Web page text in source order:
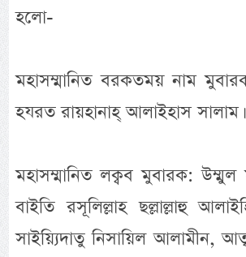
হলো-
মহাসম্মানিত বরকতময় নাম
হযরত রায়হানাহ্ আলাইহাস সালাম।
মহাসম্মানিত লক্বব মুবারক:
বাইতি রসূলিল্লাহ ছল্লাল্লাহু
সাইয়্যিদাতু নিসায়িল আলামীন,